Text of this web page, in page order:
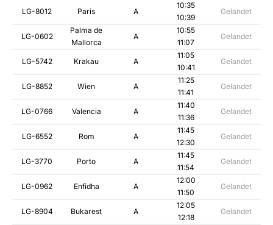
LuxairGroup
Karriere bei LuxairGroup
LG-8012 Paris A
10:35
10:39
Gelandet
LG-0602
Palma de
Mallorca
A
10:55
11:07
Gelandet
LG-5742 Krakau A
11:05
10:41
Gelandet
LG-8852 Wien A
11:25
11:41
Gelandet
LG-0766 Valencia A
11:40
11:36
Gelandet
LG-6552 Rom A
11:45
12:30
Gelandet
LG-3770 Porto A
11:45
11:54
Gelandet
LG-0962 Enfidha A
12:00
11:50
Gelandet
LG-8904 Bukarest A
12:05
12:18
Gelandet